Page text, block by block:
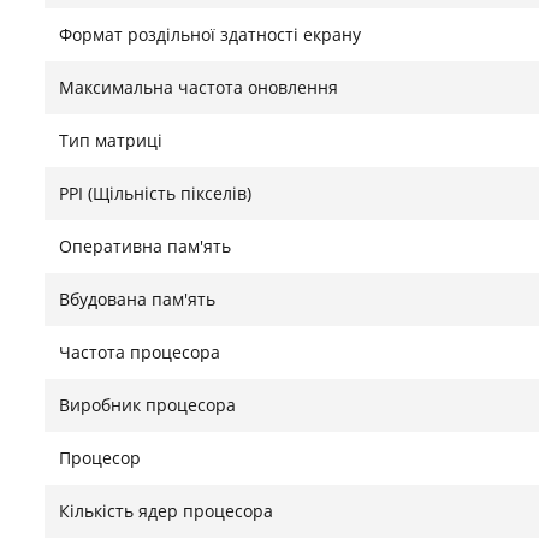
підходять для фотографування, відеодзвінків і
Тривала автономність та корисні функції
Акумулятор ємністю 7680 мА·год підтримує швидке
обличчя, навігаційні системи GPS, BeiDou та
мишею. До комплекту входить стилус, який стане у
Знайшли помилку?
Формат роздільної здатності екрану
Максимальна частота оновлення
Тип матриці
PPI (Щільність пікселів)
Оперативна пам'ять
Вбудована пам'ять
Частота процесора
Виробник процесора
Процесор
Кількість ядер процесора